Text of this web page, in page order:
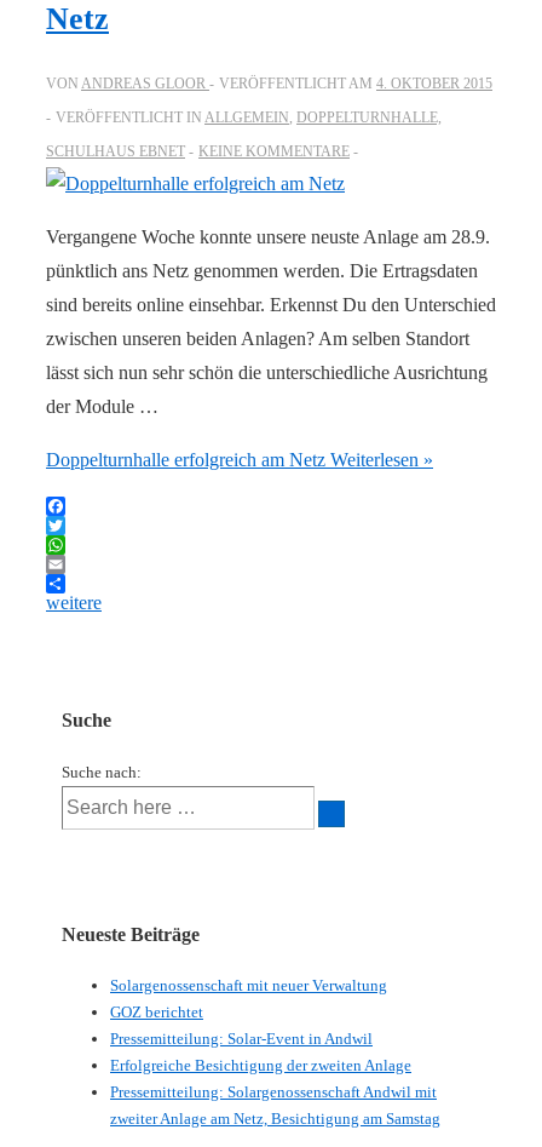
Netz
VON ANDREAS GLOOR VERÖFFENTLICHT AM 4. OKTOBER 2015
VERÖFFENTLICHT IN ALLGEMEIN, DOPPELTURNHALLE,
SCHULHAUS EBNET
KEINE KOMMENTARE
Vergangene Woche konnte unsere neuste Anlage am 28.9.
pünktlich ans Netz genommen werden. Die Ertragsdaten
sind bereits online einsehbar. Erkennst Du den Unterschied
zwischen unseren beiden Anlagen? Am selben Standort
lässt sich nun sehr schön die unterschiedliche Ausrichtung
der Module …
Doppelturnhalle erfolgreich am Netz Weiterlesen »
Facebook
Twitter
WhatsApp
Email
weitere
Suche
Suche nach:
Neueste Beiträge
Solargenossenschaft mit neuer Verwaltung
GOZ berichtet
Pressemitteilung: Solar-Event in Andwil
Erfolgreiche Besichtigung der zweiten Anlage
Pressemitteilung: Solargenossenschaft Andwil mit
zweiter Anlage am Netz, Besichtigung am Samstag